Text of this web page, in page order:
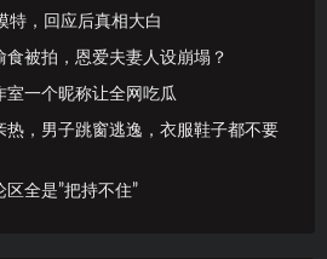
特，回应后真相大白
被拍，恩爱夫妻人设崩塌？
室一个昵称让全网吃瓜
热，男子跳窗逃逸，衣服鞋子都不要
全是”把持不住”